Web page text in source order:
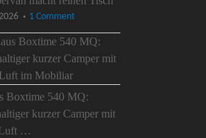
1 Comment
Boxtime 540 MQ:
kurzer Camper mit
…